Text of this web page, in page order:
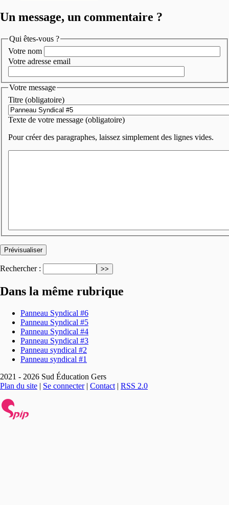
Un message, un commentaire ?
Qui êtes-vous ?
Votre nom
Votre adresse email
Votre message
Titre (obligatoire)
Texte de votre message (obligatoire)
Pour créer des paragraphes, laissez simplement des lignes vides.
Rechercher :
Dans la même rubrique
Panneau Syndical #6
Panneau Syndical #5
Panneau Syndical #4
Panneau Syndical #3
Panneau syndical #2
Panneau syndical #1
2021 - 2026 Sud Éducation Gers
Plan du site | Se connecter| Contact | RSS 2.0